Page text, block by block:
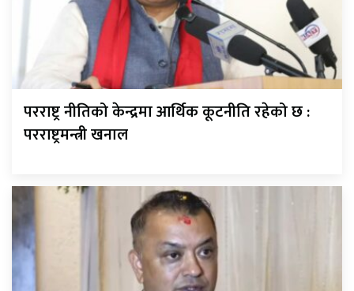
परराष्ट्र नीतिको केन्द्रमा आर्थिक कूटनीति रहेको छ :
परराष्ट्रमन्त्री खनाल